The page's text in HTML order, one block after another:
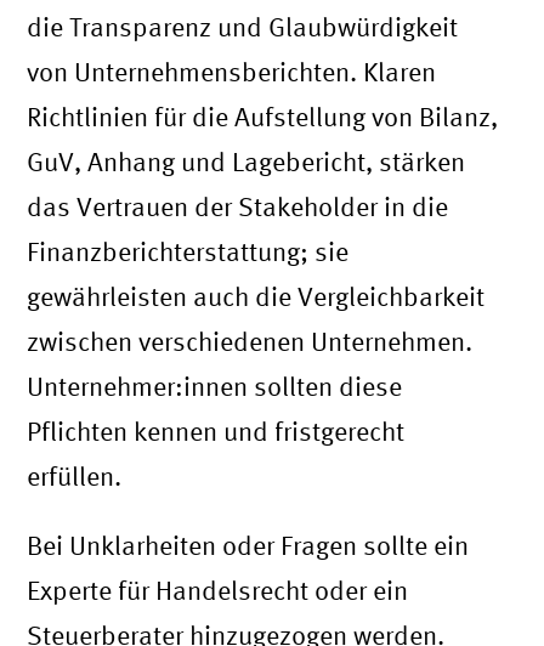
die Transparenz und Glaubwürdigkeit
von Unternehmensberichten. Klaren
Richtlinien für die Aufstellung von Bilanz,
GuV, Anhang und Lagebericht, stärken
das Vertrauen der Stakeholder in die
Finanzberichterstattung; sie
gewährleisten auch die Vergleichbarkeit
zwischen verschiedenen Unternehmen.
Unternehmer:innen sollten diese
Pflichten kennen und fristgerecht
erfüllen.
Bei Unklarheiten oder Fragen sollte ein
Experte für Handelsrecht oder ein
Steuerberater hinzugezogen werden.